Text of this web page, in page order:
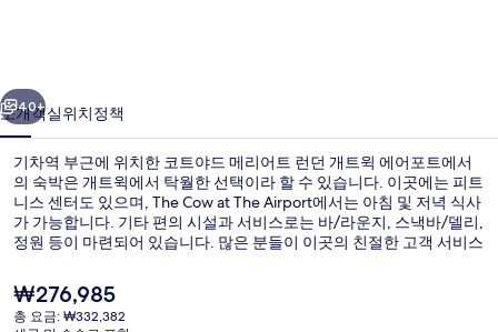
트
런
던
개
트
윅
에
다음
40+
소개객실위치정책
기차역 부근에 위치한 코트야드 메리어트 런던 개트윅 에어포트에서
의 숙박은 개트윅에서 탁월한 선택이라 할 수 있습니다. 이곳에는 피트
니스 센터도 있으며, The Cow at The Airport에서는 아침 및 저녁 식사
가 가능합니다. 기타 편의 시설과 서비스로는 바/라운지, 스낵바/델리,
정원 등이 마련되어 있습니다. 많은 분들이 이곳의 친절한 고객 서비스
현
재
₩276,985
총 요금: ₩332,382